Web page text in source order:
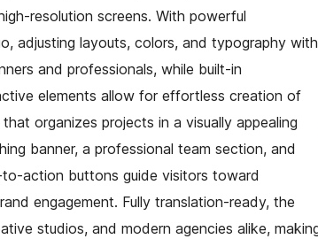
resolution screens. With powerful
adjusting layouts, colors, and typography with
and professionals, while built-in
elements allow for effortless creation of
organizes projects in a visually appealing
banner, a professional team section, and
action buttons guide visitors toward
engagement. Fully translation-ready, the
studios, and modern agencies alike,